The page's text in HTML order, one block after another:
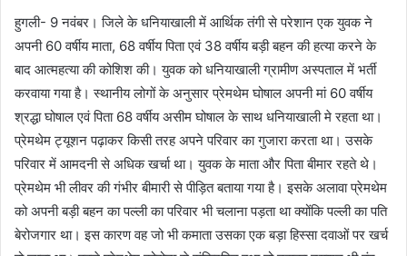
हुगली- 9 नवंबर। जिले के धनियाखाली में आर्थिक तंगी से परेशान एक युवक ने
अपनी 60 वर्षीय माता, 68 वर्षीय पिता एवं 38 वर्षीय बड़ी बहन की हत्या करने के
बाद आत्महत्या की कोशिश की। युवक को धनियाखाली ग्रामीण अस्पताल में भर्ती
करवाया गया है। स्थानीय लोगों के अनुसार प्रेमथेम घोषाल अपनी मां 60 वर्षीय
श्रद्धा घोषाल एवं पिता 68 वर्षीय असीम घोषाल के साथ धनियाखाली मे रहता था।
प्रेमथेम ट्यूशन पढ़ाकर किसी तरह अपने परिवार का गुजारा करता था। उसके
परिवार में आमदनी से अधिक खर्चा था। युवक के माता और पिता बीमार रहते थे।
प्रेमथेम भी लीवर की गंभीर बीमारी से पीड़ित बताया गया है। इसके अलावा प्रेमथेम
को अपनी बड़ी बहन का पल्ली का परिवार भी चलाना पड़ता था क्योंकि पल्ली का पति
बेरोजगार था। इस कारण वह जो भी कमाता उसका एक बड़ा हिस्सा दवाओं पर खर्च